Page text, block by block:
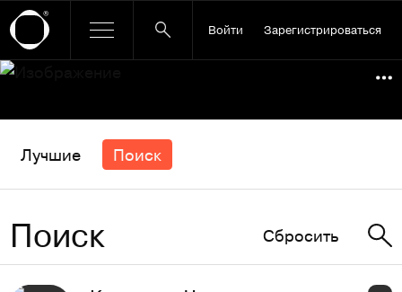
Войти Зарегистрироваться
Ссылка баннера
Лучшие Поиск
Поиск Сбросить